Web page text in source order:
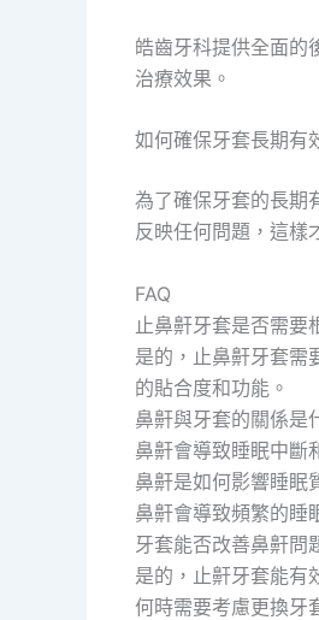
皓齒牙科提供全面的
治療效果。
如何確保牙套長期有
為了確保牙套的長期
反映任何問題，這樣
FAQ
止鼻鼾牙套是否需要
是的，止鼻鼾牙套需
的貼合度和功能。
鼻鼾與牙套的關係是
鼻鼾會導致睡眠中斷
鼻鼾是如何影響睡眠
鼻鼾會導致頻繁的睡
牙套能否改善鼻鼾問
是的，止鼾牙套能有
何時需要考慮更換牙